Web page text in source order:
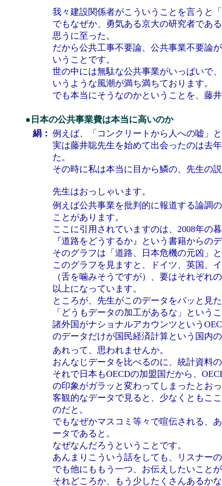
我々建設関係者がこういうことを言うと
でもなぜか、勇気ある京大の研究者であ
思うに至った。
だから公共工事不要論、公共事業不要論
いうことです。
世の中には無駄な公共事業がいっぱいで
いうような風潮が満ち満ちております。
でも本当にそうなのかということを、藤
●日本の公共事業費は本当に高いのか
絹： 例えば、「コンクリートから人への嘘」
実は藤井聡先生を始めて出会ったのは去
た。
その時に私は本当に目から鱗の、先生の
先生はおっしゃいます。
例えば公共事業を批判的に報道する論調
ことがあります。
ここに引用されていますのは、2008年の
『道路をどうするか』という書籍からの
そのグラフは「道路、日本危機の元凶」
このグラフを見ますと、ドイツ、英国、
（舌を噛みそうですが）、要はそれぞれ
以上になっています。
ところが、先生がこのデータをパッと見
「どうもデータの加工があるな」という
諸外国がナショナルアカウンツという
のデータだけが国民経済計算という国内
あれって、思われませんか。
おんなじデータを比べるのに、統計資料
それで日本もOECDの加盟国だから、
の印象がガラッと変わってしまったとお
客観的なデータで見ると、少なくともこ
のだと。
でもなぜかマスコミ等々で喧伝される、
ータであると。
なぜなんだろうということです。
あんまりこういう話をしても、リスナー
でも他にももう一つ、お伝えしたいこと
それどころか、もう少したくさんあるか